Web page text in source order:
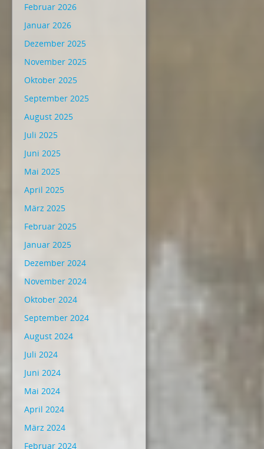
Februar 2026
Januar 2026
Dezember 2025
November 2025
Oktober 2025
September 2025
August 2025
Juli 2025
Juni 2025
Mai 2025
April 2025
März 2025
Februar 2025
Januar 2025
Dezember 2024
November 2024
Oktober 2024
September 2024
August 2024
Juli 2024
Juni 2024
Mai 2024
April 2024
März 2024
Februar 2024